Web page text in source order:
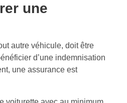
une
autre véhicule, doit être
d’une indemnisation
une assurance est